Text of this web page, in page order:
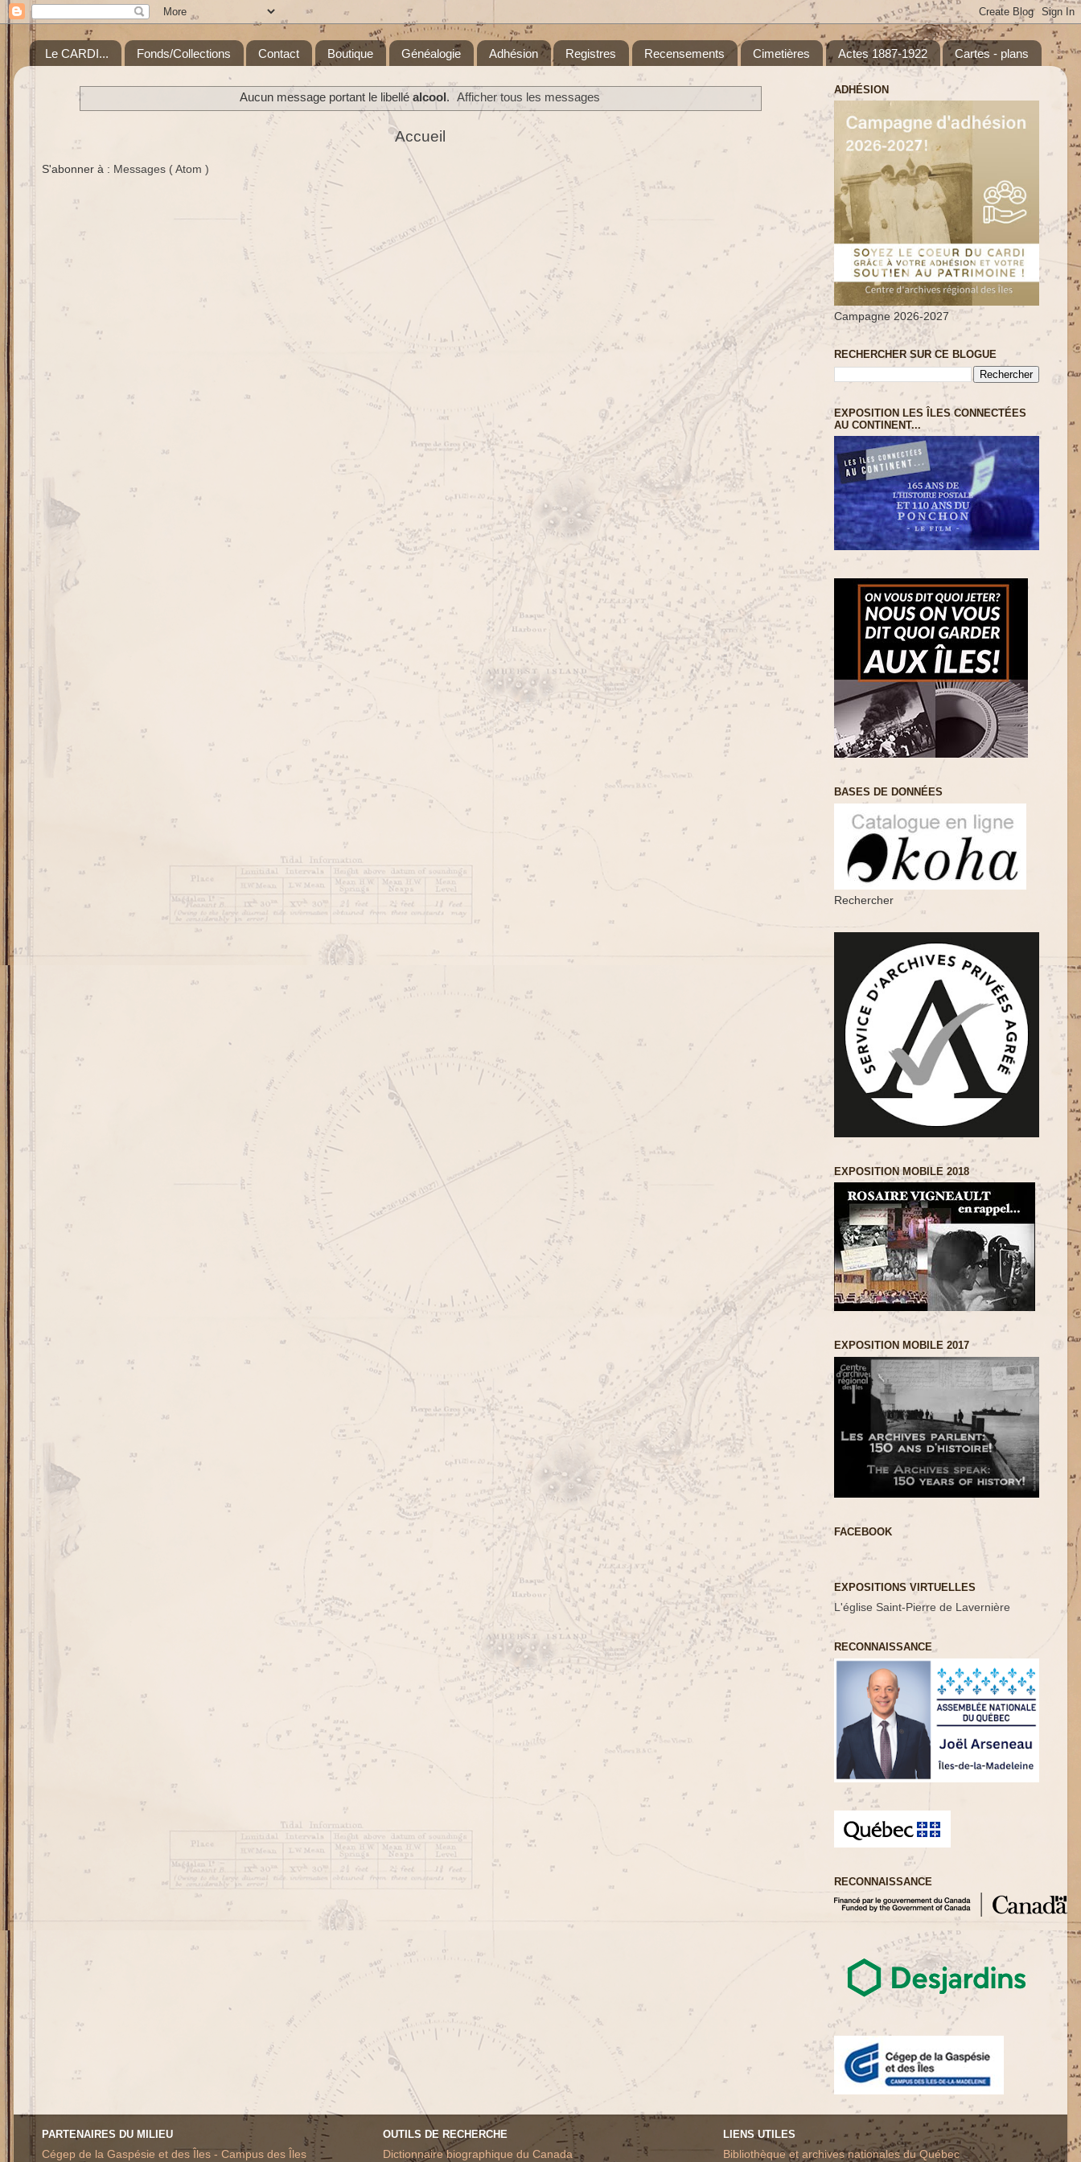
Le CARDI... Fonds/Collections Contact Boutique Généalogie Adhésion Registres Recensements Cimetières Actes 1887-1922 Cartes - plans
Aucun message portant le libellé alcool . Afficher tous les messages
Accueil
S'abonner à : Messages ( Atom )
ADHÉSION
Campagne 2026-2027
RECHERCHER SUR CE BLOGUE
EXPOSITION LES ÎLES CONNECTÉES
AU CONTINENT...
BASES DE DONNÉES
Rechercher
EXPOSITION MOBILE 2018
EXPOSITION MOBILE 2017
FACEBOOK
EXPOSITIONS VIRTUELLES
L'église Saint-Pierre de Lavernière
RECONNAISSANCE
RECONNAISSANCE
PARTENAIRES DU MILIEU
Cégep de la Gaspésie et des Îles - Campus des Îles
OUTILS DE RECHERCHE
Dictionnaire biographique du Canada
LIENS UTILES
Bibliothèque et archives nationales du Québec